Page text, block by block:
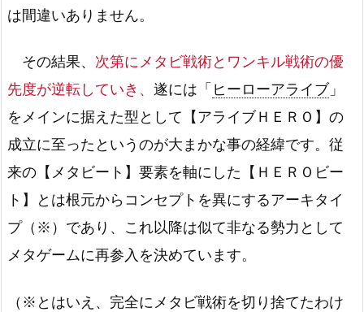
は間違いありません。
その結果、 次第にメタビ戦術とワンキル戦術の優
先度が逆転していき、 遂には「 ヒーローアライブ 」
をメインに据えた型として【アライブＨＥＲＯ】の
成立に至ったというのが大まかな事の経緯です。従
来の【メタビート】要素を軸にした【ＨＥＲＯビー
ト】とは根元からコンセプトを異にするアーキタイ
プ（※）であり、これ以降は似て非なる勢力として
メタゲームに再参入を決めています。
（※とはいえ、完全にメタビ戦術を切り捨てたわけ